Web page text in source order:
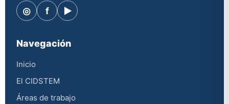
◎ f ▶
Navegación
Inicio
El CIDSTEM
Áreas de trabajo